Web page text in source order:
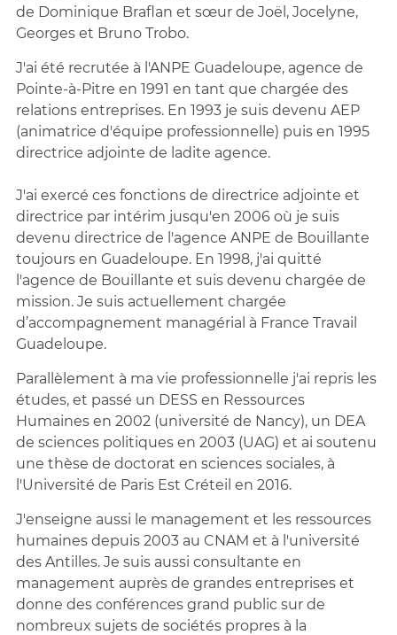
de Dominique Braflan et sœur de Joël, Jocelyne,
Georges et Bruno Trobo.
J'ai été recrutée à l'ANPE Guadeloupe, agence de
Pointe-à-Pitre en 1991 en tant que chargée des
relations entreprises. En 1993 je suis devenu AEP
(animatrice d'équipe professionnelle) puis en 1995
directrice adjointe de ladite agence.
J'ai exercé ces fonctions de directrice adjointe et
directrice par intérim jusqu'en 2006 où je suis
devenu directrice de l'agence ANPE de Bouillante
toujours en Guadeloupe. En 1998, j'ai quitté
l'agence de Bouillante et suis devenu chargée de
mission. Je suis actuellement chargée
d’accompagnement managérial à France Travail
Guadeloupe.
Parallèlement à ma vie professionnelle j'ai repris les
études, et passé un DESS en Ressources
Humaines en 2002 (université de Nancy), un DEA
de sciences politiques en 2003 (UAG) et ai soutenu
une thèse de doctorat en sciences sociales, à
l'Université de Paris Est Créteil en 2016.
J'enseigne aussi le management et les ressources
humaines depuis 2003 au CNAM et à l'université
des Antilles. Je suis aussi consultante en
management auprès de grandes entreprises et
donne des conférences grand public sur de
nombreux sujets de sociétés propres à la